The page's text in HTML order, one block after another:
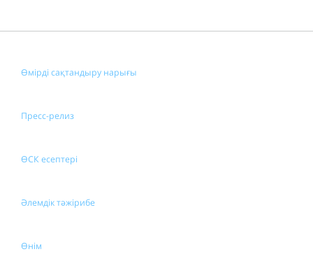
Өмірді сақтандыру нарығы
Пресс-релиз
ӨСК есептері
Әлемдік тәжірибе
Өнім